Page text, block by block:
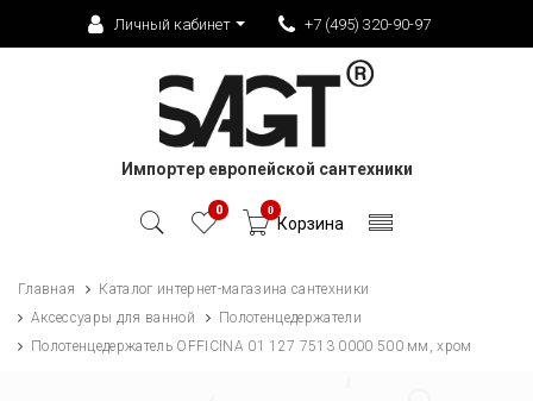
Личный кабинет +7 (495) 320-90-97
Импортер европейской сантехники
0 0
Корзина
Главная
Каталог интернет-магазина сантехники
Аксессуары для ванной
Полотенцедержатели
Полотенцедержатель OFFICINA 01 127 7513 0000 500 мм, хром